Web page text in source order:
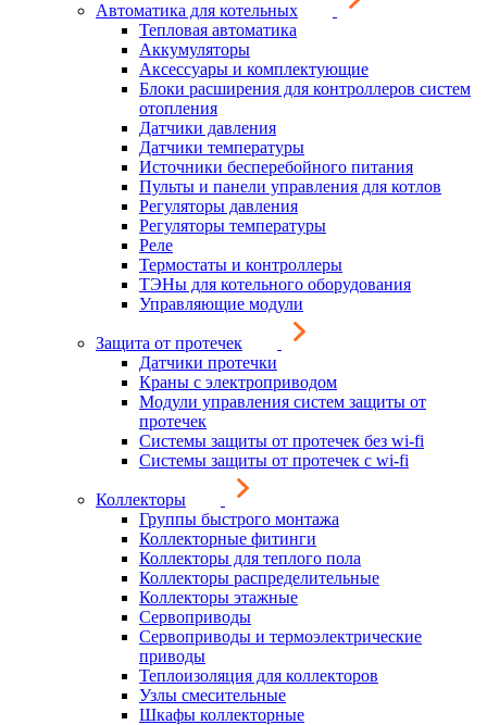
Автоматика для котельных
Тепловая автоматика
Аккумуляторы
Аксессуары и комплектующие
Блоки расширения для контроллеров систем
отопления
Датчики давления
Датчики температуры
Источники бесперебойного питания
Пульты и панели управления для котлов
Регуляторы давления
Регуляторы температуры
Реле
Термостаты и контроллеры
ТЭНы для котельного оборудования
Управляющие модули
Защита от протечек
Датчики протечки
Краны с электроприводом
Модули управления систем защиты от
протечек
Системы защиты от протечек без wi-fi
Системы защиты от протечек с wi-fi
Коллекторы
Группы быстрого монтажа
Коллекторные фитинги
Коллекторы для теплого пола
Коллекторы распределительные
Коллекторы этажные
Сервоприводы
Сервоприводы и термоэлектрические
приводы
Теплоизоляция для коллекторов
Узлы смесительные
Шкафы коллекторные